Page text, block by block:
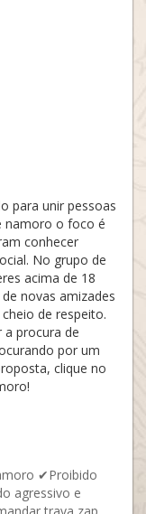
para unir pessoas
namoro o foco é
conhecer
No grupo de
acima de 18
novas amizades
de respeito.
a procura de
por um
clique no
✔Proibido
agressivo e